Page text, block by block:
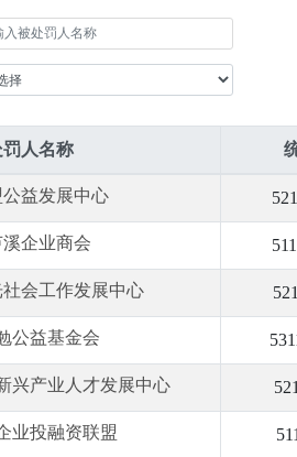
人名称
益发展中心
企业商会
会工作发展中心
公益基金会
兴产业人才发展中心
业投融资联盟